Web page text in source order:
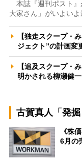
本誌『週刊ポスト』
大家さん」がいよい
【独走スクープ・
ジェクト”の計画
【追及スクープ・
明かされる柳瀬健
古賀真人「発掘
《株
6月の